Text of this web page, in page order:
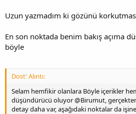
Uzun yazmadım ki gözünü
En son noktada benim bakış açıma
böyle
Dost' Alıntı:
Selam hemfikir olanlara Böyle içerikler
düşündürücü oluyor @Birumut,
detay daha var, aşağıdaki noktalar da